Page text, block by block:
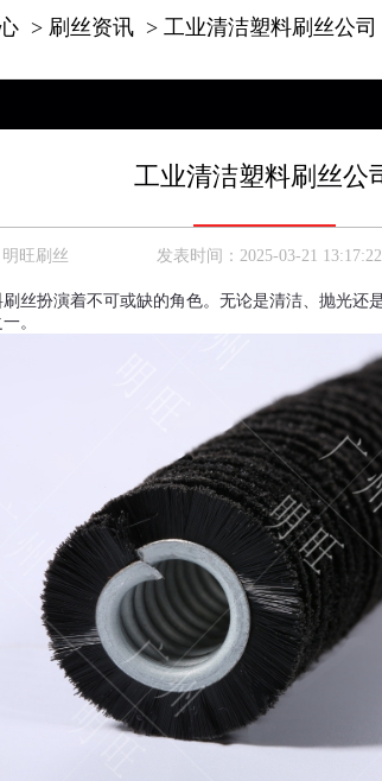
> 刷丝资讯 > 工业清洁塑料刷丝公司
工业清洁塑料刷丝公
明旺刷丝 发表时间： 2025-03-21 13:17:22
丝扮演着不可或缺的角色。无论是清洁、抛光还
。